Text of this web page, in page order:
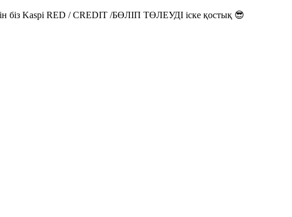
біз Kaspi RED / CREDIT /БӨЛІП ТӨЛЕУДІ іске қостық 😎